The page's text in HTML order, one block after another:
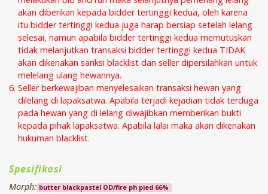
akan diberikan kepada bidder tertinggi kedua, oleh karena
itu bidder tertinggi kedua juga harap bersiap setelah lelang
selesai, namun apabila bidder tertinggi kedua memutuskan
tidak melanjutkan transaksi bidder tertinggi kedua TIDAK
akan dikenakan sanksi blacklist dan seller dipersilahkan untuk
melelang ulang hewannya.
Seller berkewajiban menyelesaikan transaksi hewan yang
dilelang di lapaksatwa. Apabila terjadi kejadian tidak terduga
pada hewan yang di lelang diwajibkan memberikan bukti
kepada pihak lapaksatwa. Apabila lalai maka akan dikenakan
hukuman blacklist.
Spesifikasi
Morph: butter blackpastel OD/fire ph pied 66%